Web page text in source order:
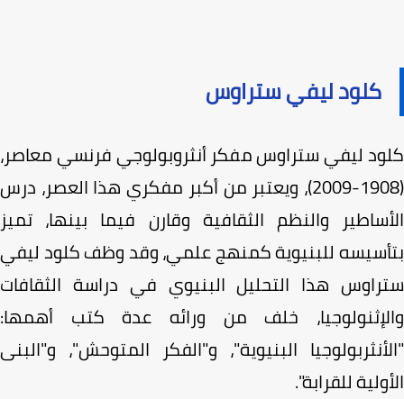
كلود ليفي ستراوس
ليفي ستراوس مفكر أنثروبولوجي فرنسي معاصر،
(1908-2009)، ويعتبر من أكبر مفكري هذا العصر، درس
والنظم الثقافية وقارن فيما بينها، تميز
للبنيوية كمنهج علمي، وقد وظف كلود ليفي
هذا التحليل البنيوي في دراسة الثقافات
خلف من ورائه عدة كتب أهمها:
البنيوية"، و"الفكر المتوحش"، و"البنى
للقرابة".